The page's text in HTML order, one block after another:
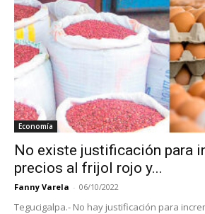
Economía
No existe justificación para
precios al frijol rojo y...
Fanny Varela - 06/10/2022
Tegucigalpa.- No hay justificación para